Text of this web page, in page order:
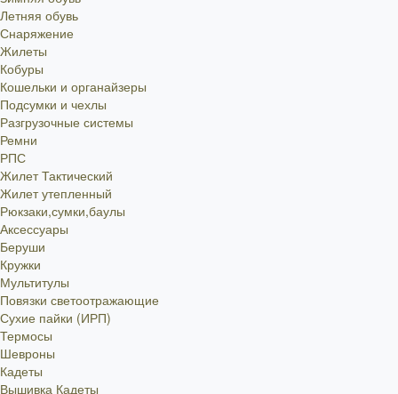
Летняя обувь
Снаряжение
Жилеты
Кобуры
Кошельки и органайзеры
Подсумки и чехлы
Разгрузочные системы
Ремни
РПС
Жилет Тактический
Жилет утепленный
Рюкзаки,сумки,баулы
Аксессуары
Беруши
Кружки
Мультитулы
Повязки светоотражающие
Сухие пайки (ИРП)
Термосы
Шевроны
Кадеты
Вышивка Кадеты